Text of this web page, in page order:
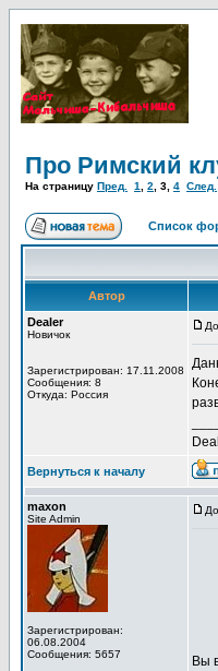
Про Римский
На страницу Пред. 1 2 3 4 След.
Список
Автор
Dealer
Новичок
Зарегистрирован: 17.11.2008
Сообщения: 8
Откуда: Россия
Вернуться к началу
maxon
Site Admin
Зарегистрирован:
06.08.2004
Сообщения: 5657
Вы